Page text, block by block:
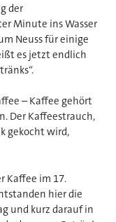
der
Minute ins Wasser
Neuss für einige
es jetzt endlich
– Kaffee gehört
Der Kaffeestrauch,
gekocht wird,
Kaffee im 17.
hier die
und kurz darauf in